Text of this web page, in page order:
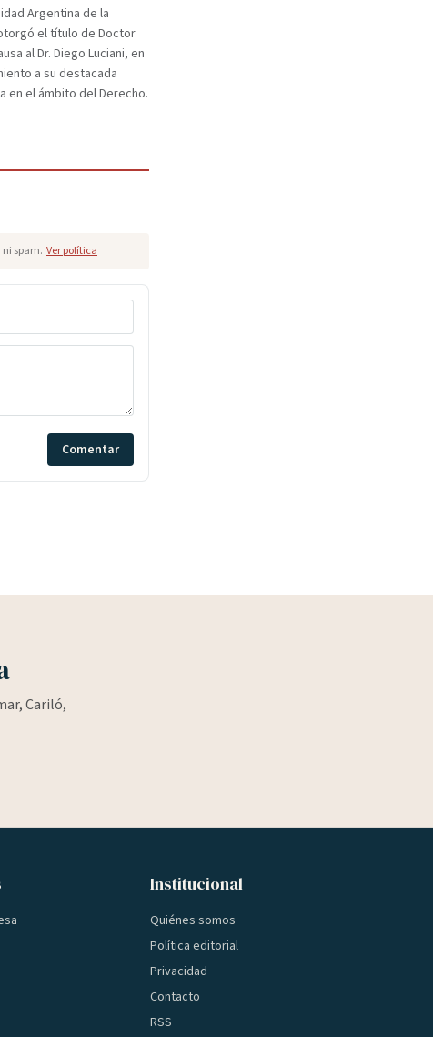
Argentina de la
el título de Doctor
al Dr. Diego Luciani, en
a su destacada
en el ámbito del Derecho.
spam. Ver política
Comentar
Cariló,
Institucional
Quiénes somos
Política editorial
Privacidad
Contacto
RSS